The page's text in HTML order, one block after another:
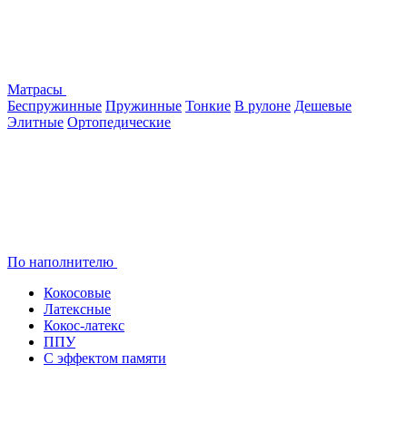
Матрасы
Беспружинные Пружинные Тонкие В рулоне Дешевые
Элитные Ортопедические
По наполнителю
Кокосовые
Латексные
Кокос-латекс
ППУ
С эффектом памяти